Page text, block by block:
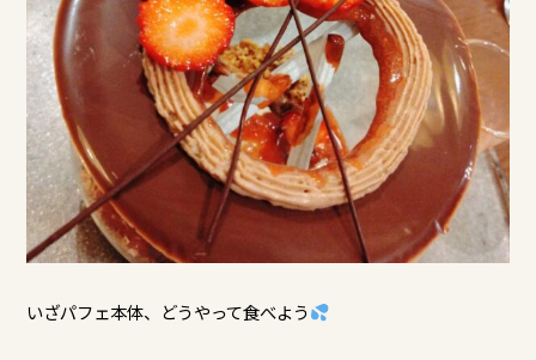
いざパフェ本体、どうやって食べよう